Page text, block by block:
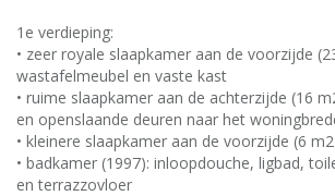
1e verdieping:
• zeer royale slaapkamer aan de voorzijde
wastafelmeubel en vaste kast
• ruime slaapkamer aan de achterzijde (16
en openslaande deuren naar het
• kleinere slaapkamer aan de voorzijde (6
• badkamer (1997): inloopdouche, ligbad,
en terrazzovloer